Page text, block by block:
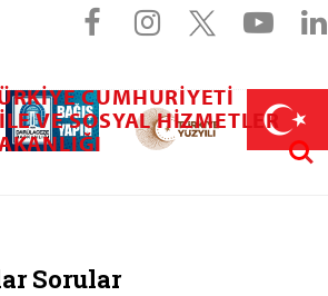
Sosyal
Facebook
Instagram
X
(yeni sekmede açılır)
ve Nüfus On Yılı (yeni sekmede açılır)
Darülaceze bağış sayfası (yeni
CUMHURIYETI
VE SOSYAL HIZMETLER
Sorular